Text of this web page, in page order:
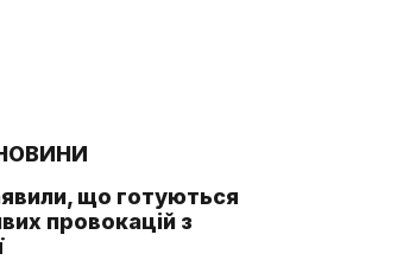
що готуються
провокацій з